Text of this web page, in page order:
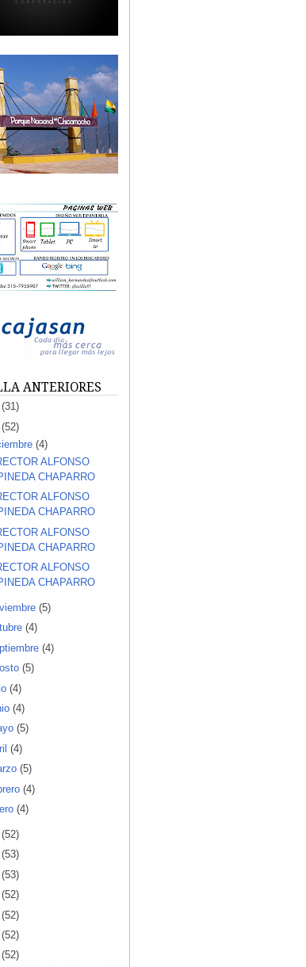
ANTERIORES
(31)
(52)
(4)
ALFONSO
CHAPARRO
ALFONSO
CHAPARRO
ALFONSO
CHAPARRO
ALFONSO
CHAPARRO
(5)
(4)
(4)
(5)
(4)
(4)
(5)
(4)
(5)
(4)
(4)
(52)
(53)
(53)
(52)
(52)
(52)
(52)